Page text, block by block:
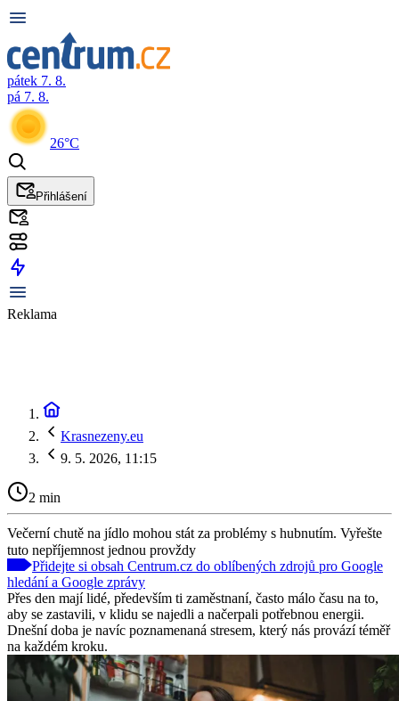
pátek 7. 8.
pá 7. 8.
26°C
Přihlášení
Reklama
Krasnezeny.eu
9. 5. 2026, 11:15
2 min
Večerní chutě na jídlo mohou stát za problémy s hubnutím. Vyřešte
tuto nepříjemnost jednou provždy
Přidejte si obsah Centrum.cz do oblíbených zdrojů pro Google
hledání a Google zprávy
Přes den mají lidé, především ti zaměstnaní, často málo času na to,
aby se zastavili, v klidu se najedli a načerpali potřebnou energii.
Dnešní doba je navíc poznamenaná stresem, který nás provází téměř
na každém kroku.